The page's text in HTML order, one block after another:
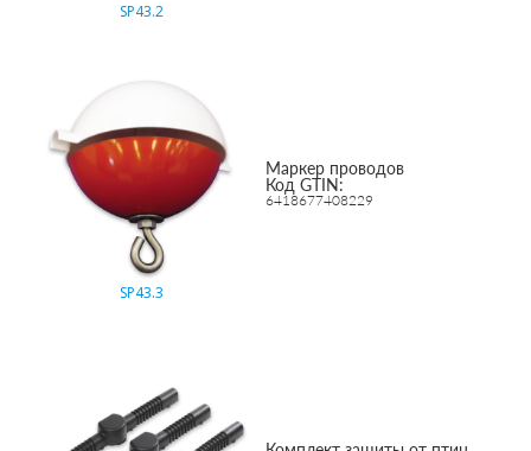
SP43.2
SP43.3
Маркер проводов
Код GTIN:
6418677408229